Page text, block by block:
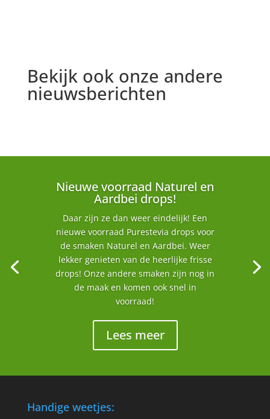
Bekijk ook onze andere
nieuwsberichten
Nieuwe voorraad Naturel en
Aardbei drops!
Daar zijn ze dan weer eindelijk! Een
nieuwe voorraad Purestevia drops voor
de smaken Naturel en Aardbei. Weer
lekker genieten van de heerlijke frisse
drops! Onze andere smaken zijn nog in
de maak en komen ook snel in
voorraad!
Lees meer
Handige weetjes: